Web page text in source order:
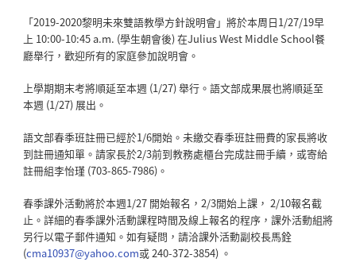
「2019-2020黎明未來雙語教學方針說明會」將於本周日1/27/19早
上 10:00-10:45 a.m. (學生朝會後) 在Julius West Middle School餐
廳舉行，歡迎所有的家庭參加說明會。
上學期期末考將順延至本週 (1/27) 舉行。語文部成果展也將順延至
本週 (1/27) 展出。
語文部春季班註冊已經於1/6開始。未繳交春季班註冊費的家長將收
到註冊通知單。請家長於2/3前到教務處櫃台完成註冊手續，或寄給
註冊組李怡瑾 (703-865-7986)。
春季課外活動將於本週1/27 開始報名，2/3開始上課， 2/10報名截
止。詳細的春季課外活動課程時間及線上報名的程序，課外活動組將
另行以電子郵件通知。如有疑問，請洽課外活動副校長馬銓
(cma10937@yahoo.com或 240-372-3854) 。